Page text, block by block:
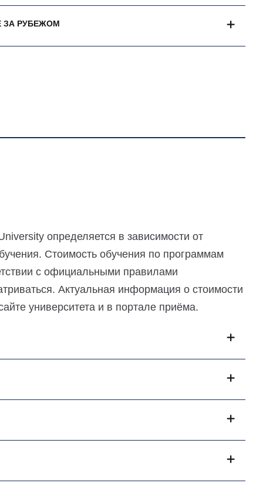
ЗА РУБЕЖОМ
определяется в зависимости от
Стоимость обучения по программам
с официальными правилами
Актуальная информация о стоимости
университета и в портале приёма.